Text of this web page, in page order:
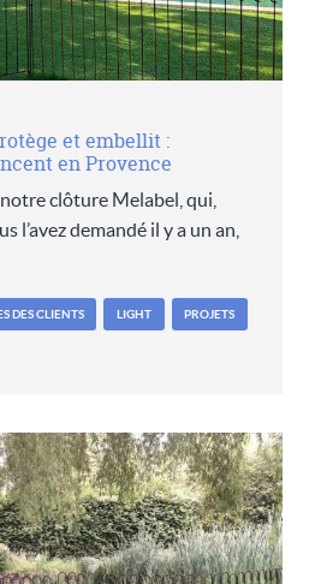
et embellit :
en Provence
clôture Melabel, qui,
l’avez demandé il y a un an,
DES CLIENTS LIGHT PROJETS